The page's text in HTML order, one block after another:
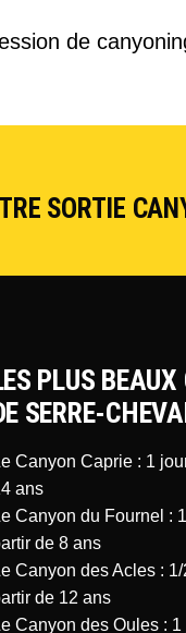
de
SORTIE
PLUS
SERRE-
Canyon Caprie : 1
ans
Canyon du Fournel :
de 8 ans
Canyon des Acles :
de 12 ans
Canyon des Oules :